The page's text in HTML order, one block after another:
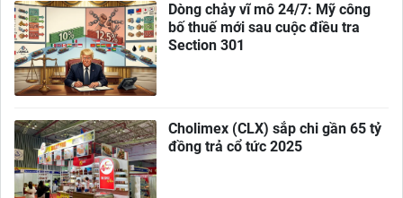
Dòng chảy vĩ mô 24/7: Mỹ công
bố thuế mới sau cuộc điều tra
Section 301
Cholimex (CLX) sắp chi gần 65 tỷ
đồng trả cổ tức 2025